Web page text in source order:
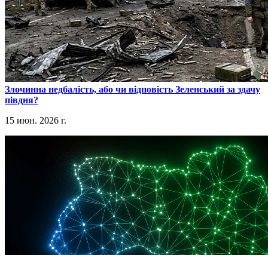
​Злочинна недбалість, або чи відповість Зеленський за здачу
півдня?
15 июн. 2026 г.